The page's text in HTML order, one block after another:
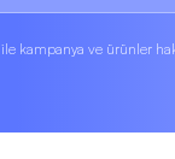
ile kampanya ve ürünler